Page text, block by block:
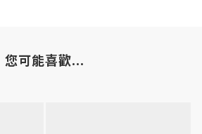
您可能喜歡...